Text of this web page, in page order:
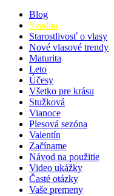
Blog
Svadba
Starostlivosť o vlasy
Nové vlasové trendy
Maturita
Leto
Účesy
Všetko pre krásu
Stužková
Vianoce
Plesová sezóna
Valentín
Začíname
Návod na použitie
Video ukážky
Časté otázky
Vaše premeny